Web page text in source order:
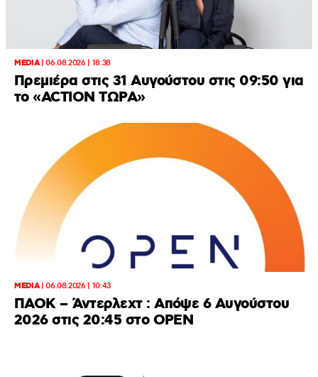
MEDIA|06.08.2026 | 18:38
Πρεμιέρα στις 31 Αυγούστου στις 09:50 για
το «ACTION ΤΩΡΑ»
MEDIA|06.08.2026 | 10:43
ΠΑΟΚ – Άντερλεχτ : Απόψε 6 Αυγούστου
2026 στις 20:45 στο ΟΡΕΝ